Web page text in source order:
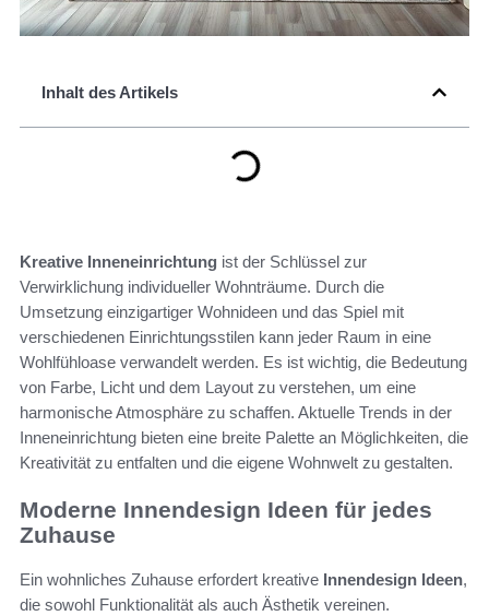
Inhalt des Artikels
Kreative Inneneinrichtung ist der Schlüssel zur
Verwirklichung individueller Wohnträume. Durch die
Umsetzung einzigartiger Wohnideen und das Spiel mit
verschiedenen Einrichtungsstilen kann jeder Raum in eine
Wohlfühloase verwandelt werden. Es ist wichtig, die Bedeutung
von Farbe, Licht und dem Layout zu verstehen, um eine
harmonische Atmosphäre zu schaffen. Aktuelle Trends in der
Inneneinrichtung bieten eine breite Palette an Möglichkeiten, die
Kreativität zu entfalten und die eigene Wohnwelt zu gestalten.
Moderne Innendesign Ideen für jedes
Zuhause
Ein wohnliches Zuhause erfordert kreative Innendesign Ideen,
die sowohl Funktionalität als auch Ästhetik vereinen.